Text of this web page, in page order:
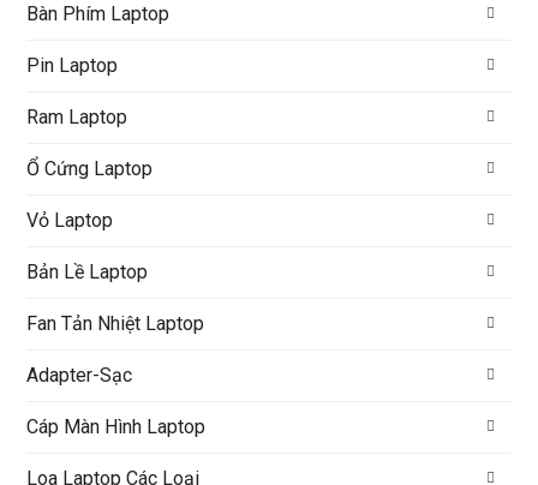
Bàn Phím Laptop
Pin Laptop
Ram Laptop
Ổ Cứng Laptop
Vỏ Laptop
Bản Lề Laptop
Fan Tản Nhiệt Laptop
Adapter-Sạc
Cáp Màn Hình Laptop
Loa Laptop Các Loại